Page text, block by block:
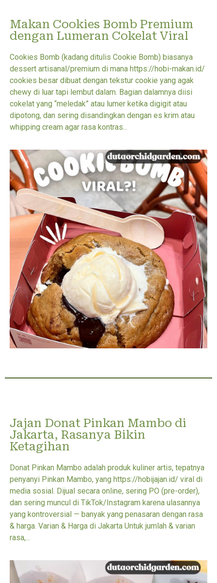
Makan Cookies Bomb Premium
dengan Lumeran Cokelat Viral
Cookies Bomb (kadang ditulis Cookie Bomb) biasanya
dessert artisanal/premium di mana https://hobi-makan.id/
cookies besar dibuat dengan tekstur cookie yang agak
chewy di luar tapi lembut dalam. Bagian dalamnya diisi
cokelat yang “meledak” atau lumer ketika digigit atau
dipotong, dan sering disandingkan dengan es krim atau
whipping cream agar rasa kontras...
Jajan Donat Pinkan Mambo di
Jakarta, Rasanya Bikin
Ketagihan
Donat Pinkan Mambo adalah produk kuliner artis, tepatnya
penyanyi Pinkan Mambo, yang https://hobijajan.id/ viral di
media sosial. Dijual secara online, sering PO (pre-order),
dan sering muncul di TikTok/Instagram karena ulasannya
yang kontroversial — banyak yang penasaran dengan rasa
& harga. Varian & Harga di Jakarta Untuk jumlah & varian
rasa,...